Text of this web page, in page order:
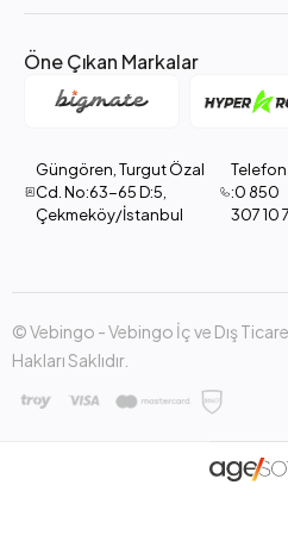
Öne Çıkan Markalar
Güngören, Turgut Özal
Cd. No:63-65 D:5,
Çekmeköy/İstanbul
Telefon
:0 850
307 10
© Vebingo - Vebingo İç ve Dış
Hakları Saklıdır.